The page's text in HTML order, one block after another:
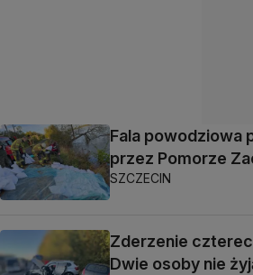
Fala powodziowa
przez Pomorze
SZCZECIN
Zderzenie
Dwie osoby nie